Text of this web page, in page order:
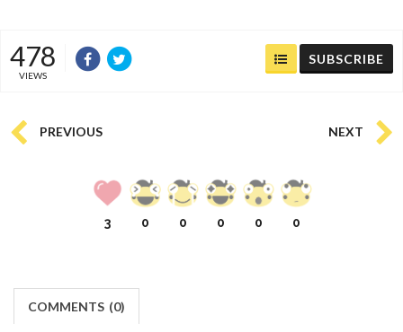
478
VIEWS
SUBSCRIBE
PREVIOUS NEXT
3 0 0 0 0 0
COMMENTS (0)